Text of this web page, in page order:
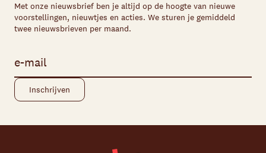
Met onze nieuwsbrief ben je altijd op de hoogte van nieuwe
voorstellingen, nieuwtjes en acties. We sturen je gemiddeld
twee nieuwsbrieven per maand.